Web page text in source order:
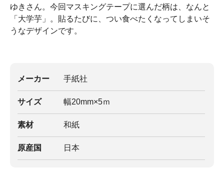
ゆきさん。今回マスキングテープに選んだ柄は、なんと
「大学芋」。貼るたびに、つい食べたくなってしまいそ
うなデザインです。
メーカー 手紙社
サイズ 幅20mm×5ｍ
素材 和紙
原産国 日本